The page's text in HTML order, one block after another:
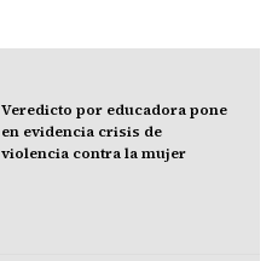
Veredicto por educadora pone
en evidencia crisis de
violencia contra la mujer